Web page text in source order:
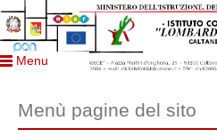
Menu
Menù pagine del sito